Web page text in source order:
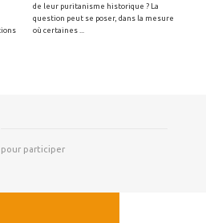
de leur puritanisme historique ? La
question peut se poser, dans la mesure
où certaines ...
participer